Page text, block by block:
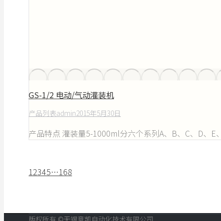
GS-1/2 电动/气动灌装机
产品列表admin2015年5月30日
产品特点 灌装量5-1000ml分六个系列A、B、C、D、
12345…168